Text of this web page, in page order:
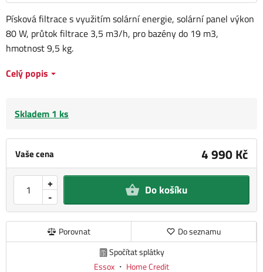
Vaše cena 4 990 Kč
-
+ Do košíku
Porovnat
Do seznamu
Spočítat splátky
Essox ・ Home Credit
Písková filtrace s využitím solární energie, solární panel výkon
80 W, průtok filtrace 3,5 m3/h, pro bazény do 19 m3,
hmotnost 9,5 kg.
Celý popis
Skladem 1 ks